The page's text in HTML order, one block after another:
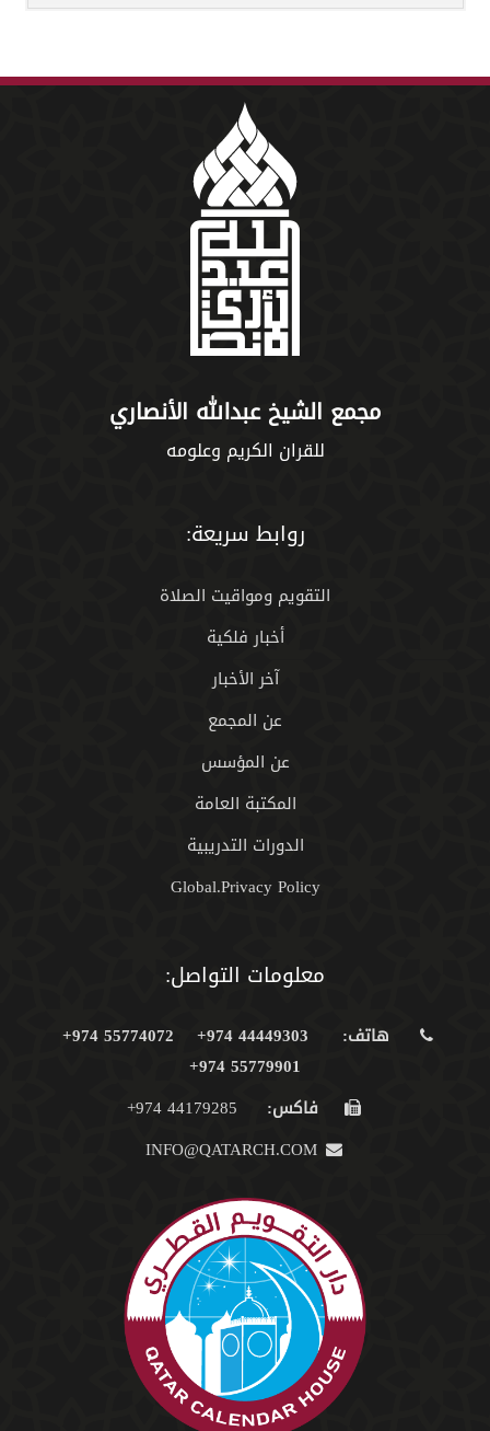
مجمع الشيخ عبدالله الأنصاري
للقران الكريم وعلومه
روابط سريعة:
التقويم ومواقيت الصلاة
أخبار فلكية
آخر الأخبار
عن المجمع
عن المؤسس
المكتبة العامة
الدورات التدريبية
Global.Privacy Policy
معلومات التواصل:
هاتف: 44449303 974+
55774072 974+
55779901 974+
فاكس: